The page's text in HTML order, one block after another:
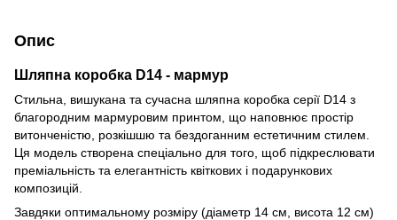
Опис
Шляпна коробка D14 - мармур
Стильна, вишукана та сучасна шляпна коробка серії D14 з
благородним мармуровим принтом, що наповнює простір
витонченістю, розкішшю та бездоганним естетичним стилем.
Ця модель створена спеціально для того, щоб підкреслювати
преміальність та елегантність квіткових і подарункових
композицій.
Завдяки оптимальному розміру (діаметр 14 см, висота 12 см)